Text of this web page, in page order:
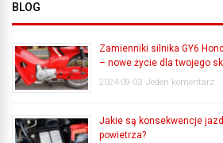
BLOG
Zamienniki silnika GY6
– nowe życie dla twojego
2024-09-03 Jeden komentarz
Jakie są konsekwencje
powietrza?